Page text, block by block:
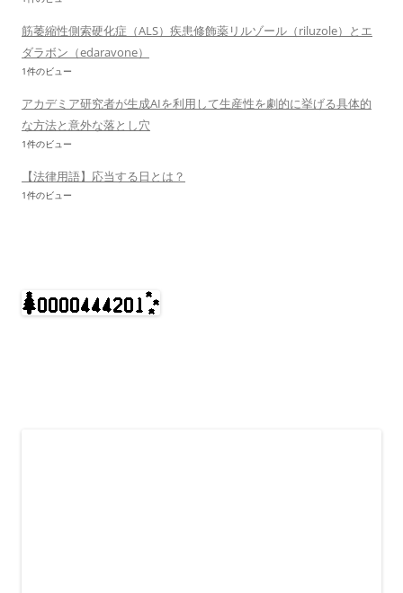
筋萎縮性側索硬化症（ALS）疾患修飾薬リルゾール（riluzole）とエ
ダラボン（edaravone）
1件のビュー
アカデミア研究者が生成AIを利用して生産性を劇的に挙げる具体的
な方法と意外な落とし穴
1件のビュー
【法律用語】応当する日とは？
1件のビュー